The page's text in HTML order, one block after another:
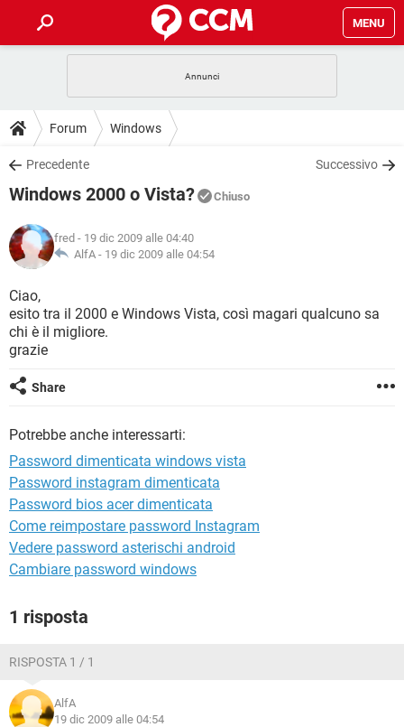
MENU
INTRATTENIMENTO
iOS
INSTAGRAM WHATSAPP
TIKTOK
HARDWARE
GUIDE
COVID-19
INSTAGRAM
TIKTOK
HARDWARE
DOWNLOAD
COVID-19 GAMING
INTRATTENIMENTO
iOS
INSTAGRAM
TIKTOK FACEBOOK
HARDWARE
COVID-19
INTRATTENIMENTO
iOS
INSTAGRAM
HARDWARE
GLOSSARIO
COVID-19
INTRATTENIMENTO ANDROID
iOS
INSTAGRAM
HARDWARE
Forum Windows
Precedente Successivo
Windows 2000 o Vista? Chiuso
fred - 19 dic 2009 alle 04:40
AlfA - 19 dic 2009 alle 04:54
Ciao,
esito tra il 2000 e Windows Vista, così magari qualcuno sa
chi è il migliore.
grazie
Share
Potrebbe anche interessarti:
Password dimenticata windows vista
Password instagram dimenticata
Password bios acer dimenticata
Come reimpostare password Instagram
Vedere password asterischi android
Cambiare password windows
1 risposta
RISPOSTA 1 / 1
AlfA
19 dic 2009 alle 04:54